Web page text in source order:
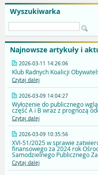
Wyszukiwarka
Najnowsze artykuły i
2026-03-11 14:26:06
Klub Radnych Koalicji
Czytaj dalej
2026-03-09 14:04:27
Wyłożenie do publicznego
część A i B wraz z prognozą
Czytaj dalej
2026-03-09 10:35:56
XVI-51/2025 w sprawie
finansowego za 2024 rok
Samodzielnego Publicznego
Czytaj dalej